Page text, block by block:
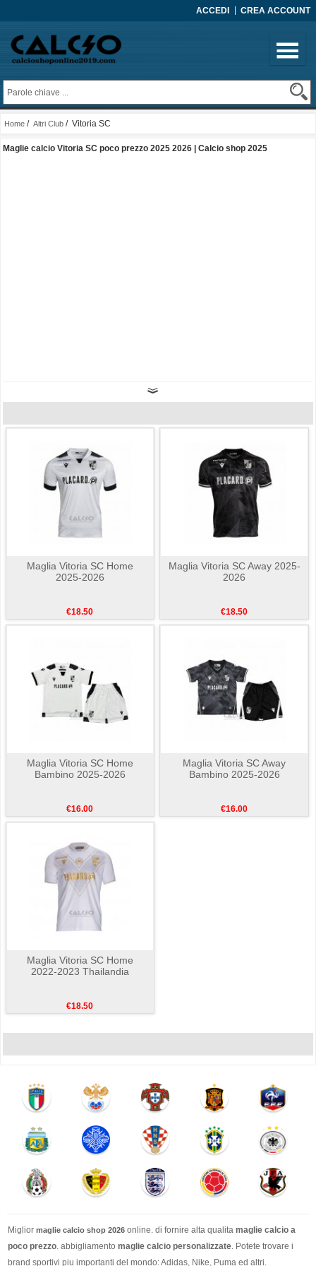
ACCEDI CREA ACCOUNT
Home / Altri Club / Vitoria SC
Maglie calcio Vitoria SC poco prezzo 2025 2026 | Calcio shop 2025
Maglia Vitoria SC Home
2025-2026
€18.50
Maglia Vitoria SC Away 2025-
2026
€18.50
Maglia Vitoria SC Home
Bambino 2025-2026
€16.00
Maglia Vitoria SC Away
Bambino 2025-2026
€16.00
Maglia Vitoria SC Home
2022-2023 Thailandia
€18.50
Miglior maglie calcio shop 2026 online. di fornire alta qualita maglie calcio a
poco prezzo . abbigliamento maglie calcio personalizzate . Potete trovare i
brand sportivi piu importanti del mondo: Adidas, Nike, Puma ed altri.